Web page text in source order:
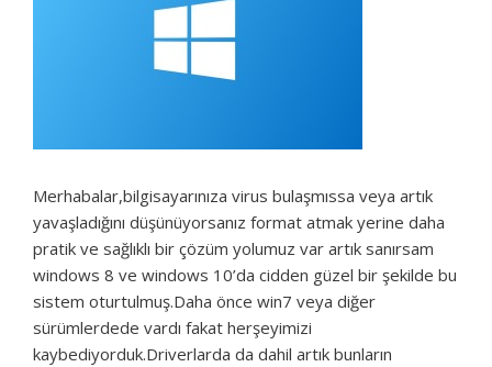
Merhabalar,bilgisayarınıza virus bulaşmıssa veya artık
yavaşladığını düşünüyorsanız format atmak yerine daha
pratik ve sağlıklı bir çözüm yolumuz var artık sanırsam
windows 8 ve windows 10’da cidden güzel bir şekilde bu
sistem oturtulmuş.Daha önce win7 veya diğer
sürümlerdede vardı fakat herşeyimizi
kaybediyorduk.Driverlarda da dahil artık bunların